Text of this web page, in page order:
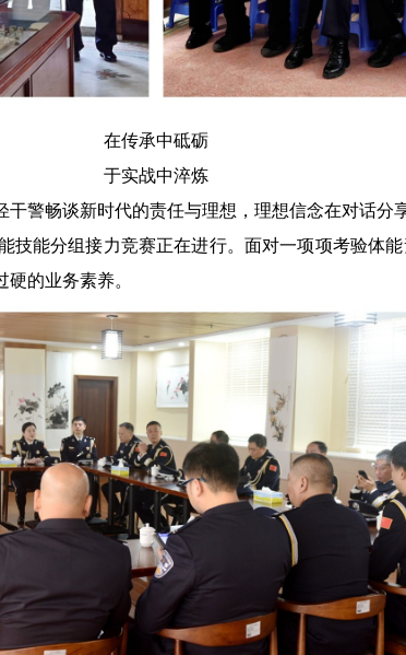
在传承中砥砺
于实战中淬炼
畅谈新时代的责任与理想，理想信念在对话分享
分组接力竞赛正在进行。面对一项项考验体能
的业务素养。